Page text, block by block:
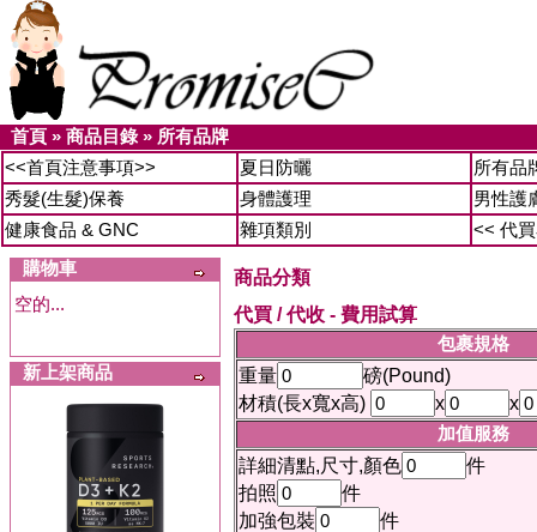
首頁 » 商品目錄» 所有品牌
<<首頁注意事項>>
夏日防曬
所有品
秀髮(生髮)保養
身體護理
男性護
健康食品 & GNC
雜項類別
<< 代
購物車
空的...
新上架商品
商品分類
代買 / 代收 - 費用試算
包裹規格
重量
磅(Pound)
材積(長x寬x高)
x
x
加值服務
詳細清點,尺寸,顏色
件
拍照
件
加強包裝
件